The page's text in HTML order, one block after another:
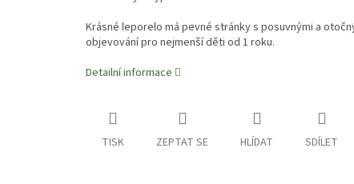
Krásné leporelo má pevné stránky s posuvnými a
objevování pro nejmenší děti od 1 roku.
Detailní informace
TISK ZEPTAT SE HLÍDAT SDÍLET